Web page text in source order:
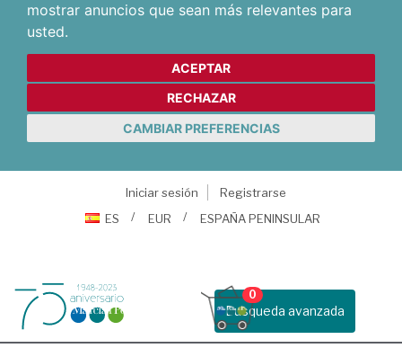
mostrar anuncios que sean más relevantes para
usted.
ACEPTAR
RECHAZAR
CAMBIAR PREFERENCIAS
Iniciar sesión
Registrarse
ES
EUR ESPAÑA PENINSULAR
Busqueda avanzada
0